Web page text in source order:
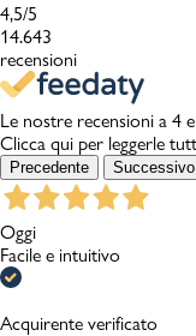
4,5/5
14.643
recensioni
Le nostre recensioni a 4
Clicca qui per leggerle
Precedente Successivo
Oggi
Facile e intuitivo
Acquirente verificato